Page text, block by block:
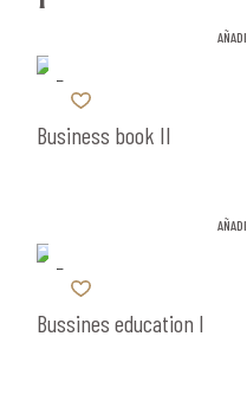
Business book II
Bussines education I